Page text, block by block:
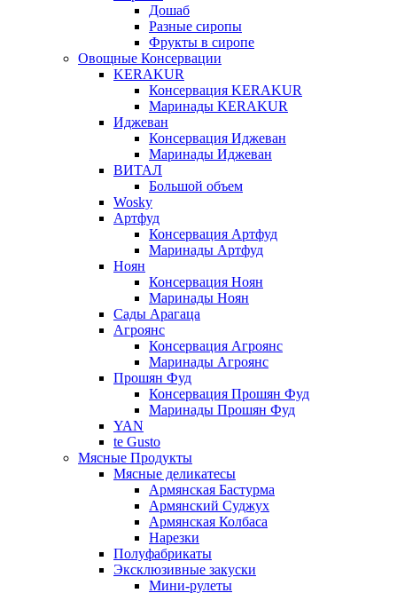
Дошаб
Разные сиропы
Фрукты в сиропе
Овощные Консервации
KERAKUR
Консервация KERAKUR
Маринады KERAKUR
Иджеван
Консервация Иджеван
Маринады Иджеван
ВИТАЛ
Большой объем
Wosky
Артфуд
Консервация Артфуд
Маринады Артфуд
Ноян
Консервация Ноян
Маринады Ноян
Сады Арагаца
Агроянс
Консервация Агроянс
Маринады Агроянс
Прошян Фуд
Консервация Прошян Фуд
Маринады Прошян Фуд
YAN
te Gusto
Мясные Продукты
Мясные деликатесы
Армянская Бастурма
Армянский Суджух
Армянская Колбаса
Нарезки
Полуфабрикаты
Эксклюзивные закуски
Мини-рулеты